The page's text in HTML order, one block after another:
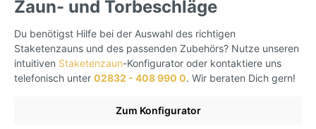
Zaun- und Torbeschläge
Du benötigst Hilfe bei der Auswahl des richtigen
Staketenzauns und des passenden Zubehörs? Nutze unseren
intuitiven Staketenzaun-Konfigurator oder kontaktiere uns
telefonisch unter 02832 - 408 990 0. Wir beraten Dich gern!
Zum Konfigurator